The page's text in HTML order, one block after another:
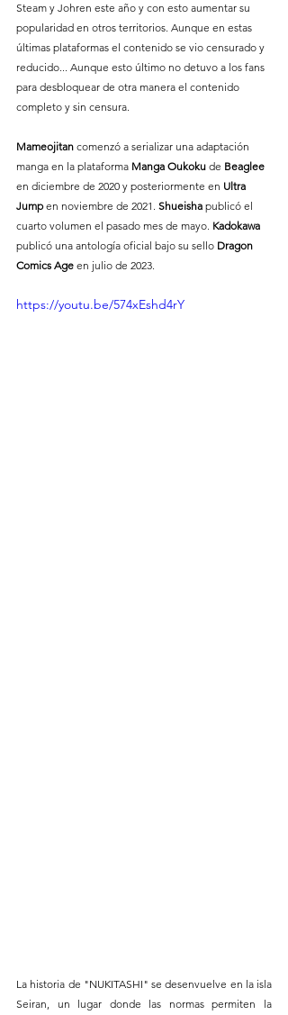
Steam y Johren este año y con esto aumentar su
popularidad en otros territorios. Aunque en estas
últimas plataformas el contenido se vio censurado y
reducido... Aunque esto último no detuvo a los fans
para desbloquear de otra manera el contenido
completo y sin censura.
Mameojitan comenzó a serializar una adaptación
manga en la plataforma Manga Oukoku de Beaglee
en diciembre de 2020 y posteriormente en Ultra
Jump en noviembre de 2021. Shueisha publicó el
cuarto volumen el pasado mes de mayo. Kadokawa
publicó una antología oficial bajo su sello Dragon
Comics Age en julio de 2023.
https://youtu.be/574xEshd4rY
La historia de "NUKITASHI" se desenvuelve en la isla
Seiran, un lugar donde las normas permiten la